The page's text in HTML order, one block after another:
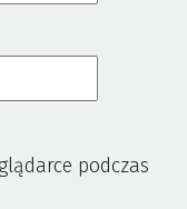
podczas